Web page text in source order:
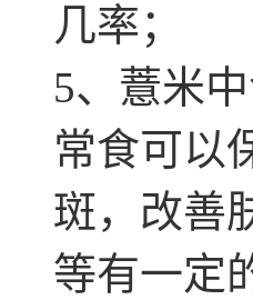
几率；
5、薏米
常食可以
斑，改善
等有一定